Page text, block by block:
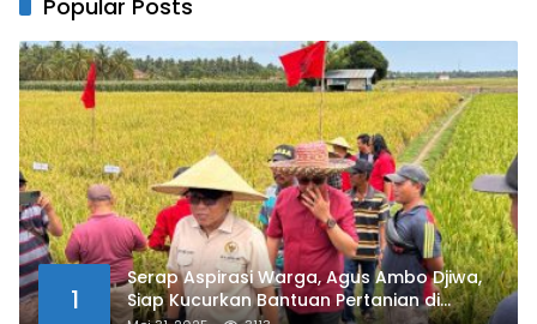
Popular Posts
1
Serap Aspirasi Warga, Agus Ambo Djiwa,
Siap Kucurkan Bantuan Pertanian di